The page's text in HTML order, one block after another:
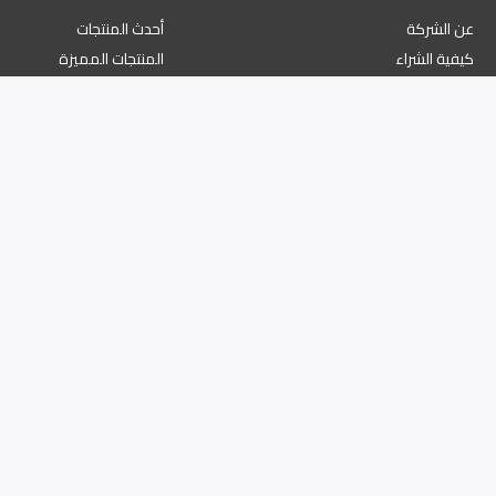
عن الشركة
كيفية الشراء
أحدث المنتجات
المنتجات المميزة